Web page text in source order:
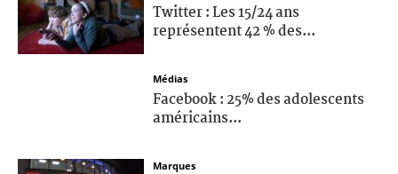
Twitter : Les 15/24 ans
représentent 42 % des...
Médias
Facebook : 25% des adolescents
américains...
Marques